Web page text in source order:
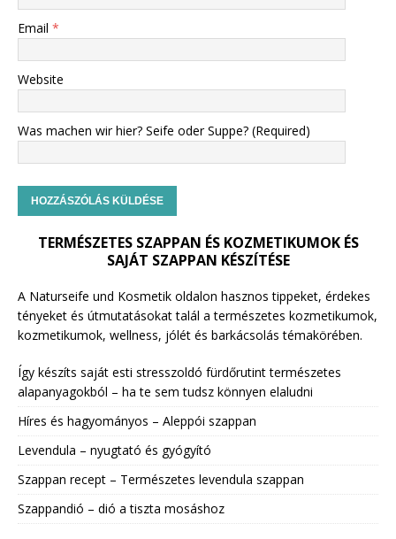
Email *
Website
Was machen wir hier? Seife oder Suppe? (Required)
TERMÉSZETES SZAPPAN ÉS KOZMETIKUMOK ÉS
SAJÁT SZAPPAN KÉSZÍTÉSE
A Naturseife und Kosmetik oldalon hasznos tippeket, érdekes
tényeket és útmutatásokat talál a természetes kozmetikumok,
kozmetikumok, wellness, jólét és barkácsolás témakörében.
Így készíts saját esti stresszoldó fürdőrutint természetes
alapanyagokból – ha te sem tudsz könnyen elaludni
Híres és hagyományos – Aleppói szappan
Levendula – nyugtató és gyógyító
Szappan recept – Természetes levendula szappan
Szappandió – dió a tiszta mosáshoz